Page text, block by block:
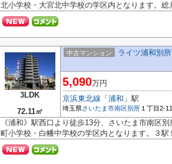
北小学校・大宮北中学校の学区内となります。
3LDK
72.11㎡
中古マンション ライツ浦和別所
5,090万円
京浜東北線 「 浦和 」駅
埼玉県さいたま市南区別所 １丁目2-11
《浦和》駅西口より徒歩13分、さいたま市南区
町小学校・白幡中学校の学区内となります。３